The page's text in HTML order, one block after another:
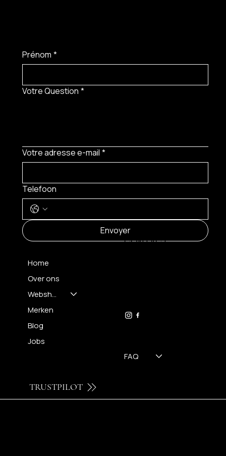
Prénom *
Votre Question *
Votre adresse e-mail *
Telefoon
Envoyer
Home
Over ons
Webshop
Merken
Blog
Jobs
FAQ
CONTACT
TRUSTPILOT